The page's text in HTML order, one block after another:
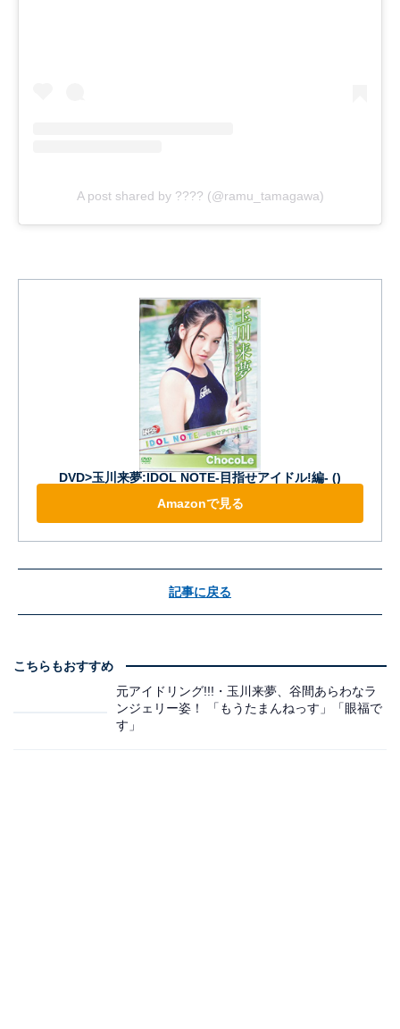
A post shared by ???? (@ramu_tamagawa)
DVD>玉川来夢:IDOL NOTE-目指せアイドル!編- ()
Amazonで見る
記事に戻る
こちらもおすすめ
元アイドリング!!!・玉川来夢、谷間あらわなラ
ンジェリー姿！ 「もうたまんねっす」「眼福で
す」